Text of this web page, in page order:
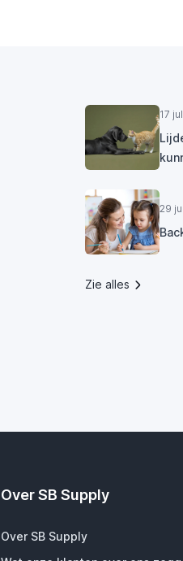
17
29
Zie alles
Over SB Supply
Over SB Supply